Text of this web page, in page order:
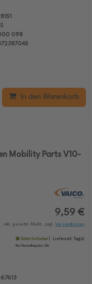
098
In den Warenkorb
Mobility Parts V10-
9,59 €
inkl. gesetzl. MwSt., zzgl. Versandkosten
Sofort lieferbar Lieferzeit:
Tag(e)
Bei Bestellung bis: Uhr